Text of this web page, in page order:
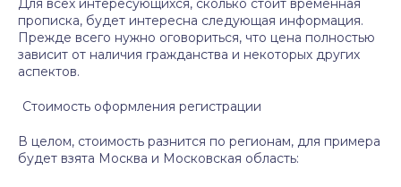
Для всех интересующихся, сколько стоит временная
прописка, будет интересна следующая информация.
Прежде всего нужно оговориться, что цена полностью
зависит от наличия гражданства и некоторых других
аспектов.
Стоимость оформления регистрации
В целом, стоимость разнится по регионам, для примера
будет взята Москва и Московская область: